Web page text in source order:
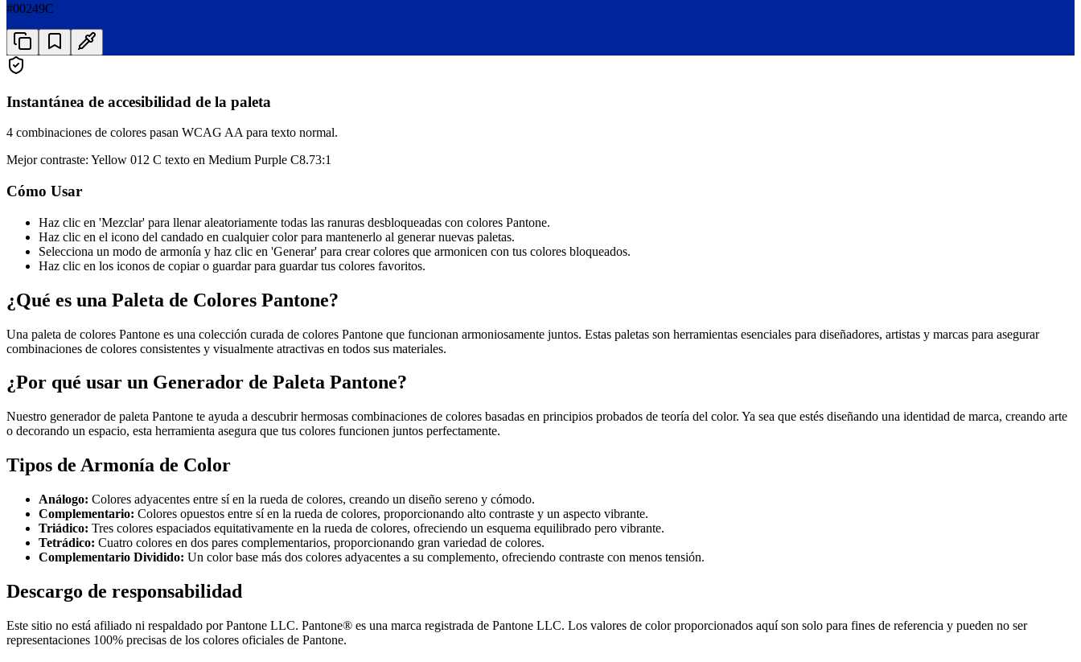
#00249C
Instantánea de accesibilidad de la paleta
4 combinaciones de colores pasan WCAG AA para texto normal.
Mejor contraste: Yellow 012 C texto en Medium Purple C8.73:1
Cómo Usar
Haz clic en 'Mezclar' para llenar aleatoriamente todas las ranuras desbloqueadas con colores Pantone.
Haz clic en el icono del candado en cualquier color para mantenerlo al generar nuevas paletas.
Selecciona un modo de armonía y haz clic en 'Generar' para crear colores que armonicen con tus colores bloqueados.
Haz clic en los iconos de copiar o guardar para guardar tus colores favoritos.
¿Qué es una Paleta de Colores Pantone?
Una paleta de colores Pantone es una colección curada de colores Pantone que funcionan armoniosamente juntos. Estas paletas son herramientas esenciales para diseñadores, artistas y marcas para asegurar
combinaciones de colores consistentes y visualmente atractivas en todos sus materiales.
¿Por qué usar un Generador de Paleta Pantone?
Nuestro generador de paleta Pantone te ayuda a descubrir hermosas combinaciones de colores basadas en principios probados de teoría del color. Ya sea que estés diseñando una identidad de marca, creando arte
o decorando un espacio, esta herramienta asegura que tus colores funcionen juntos perfectamente.
Tipos de Armonía de Color
Análogo: Colores adyacentes entre sí en la rueda de colores, creando un diseño sereno y cómodo.
Complementario: Colores opuestos entre sí en la rueda de colores, proporcionando alto contraste y un aspecto vibrante.
Triádico: Tres colores espaciados equitativamente en la rueda de colores, ofreciendo un esquema equilibrado pero vibrante.
Tetrádico: Cuatro colores en dos pares complementarios, proporcionando gran variedad de colores.
Complementario Dividido: Un color base más dos colores adyacentes a su complemento, ofreciendo contraste con menos tensión.
Descargo de responsabilidad
Este sitio no está afiliado ni respaldado por Pantone LLC. Pantone® es una marca registrada de Pantone LLC. Los valores de color proporcionados aquí son solo para fines de referencia y pueden no ser
representaciones 100% precisas de los colores oficiales de Pantone.